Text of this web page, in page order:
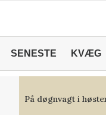
SENESTE KVÆG
På døgnvagt i